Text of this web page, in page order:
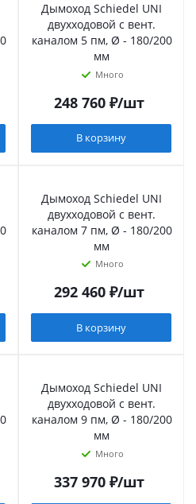
Дымоход Schiedel UNI
двухходовой с вент.
каналом 5 пм, Ø - 180/200
мм
Много
248 760₽/шт
В корзину
Дымоход Schiedel UNI
двухходовой с вент.
каналом 7 пм, Ø - 180/200
мм
Много
292 460₽/шт
В корзину
Дымоход Schiedel UNI
двухходовой с вент.
каналом 9 пм, Ø - 180/200
мм
Много
337 970₽/шт